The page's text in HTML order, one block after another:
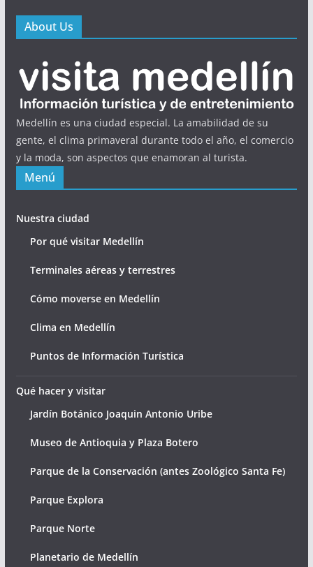
About Us
Medellín es una ciudad especial. La amabilidad de su
gente, el clima primaveral durante todo el año, el comercio
y la moda, son aspectos que enamoran al turista.
Menú
Nuestra ciudad
Por qué visitar Medellín
Terminales aéreas y terrestres
Cómo moverse en Medellín
Clima en Medellín
Puntos de Información Turística
Qué hacer y visitar
Jardín Botánico Joaquin Antonio Uribe
Museo de Antioquia y Plaza Botero
Parque de la Conservación (antes Zoológico Santa Fe)
Parque Explora
Parque Norte
Planetario de Medellín